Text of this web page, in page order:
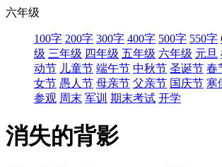
六年级
100字 200字 300字 400字 500字 550字
级 三年级 四年级 五年级 六年级 元旦
动节 儿童节 端午节 中秋节 圣诞节 春
女节 愚人节 母亲节 父亲节 国庆节 寒
参观 周末 军训 期末考试 开学
消失的背影